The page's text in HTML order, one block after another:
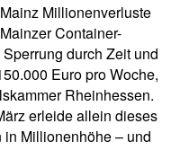
Millionenverluste
Container-
durch Zeit und
Euro pro Woche,
Rheinhessen.
erleide allein dieses
Millionenhöhe – und